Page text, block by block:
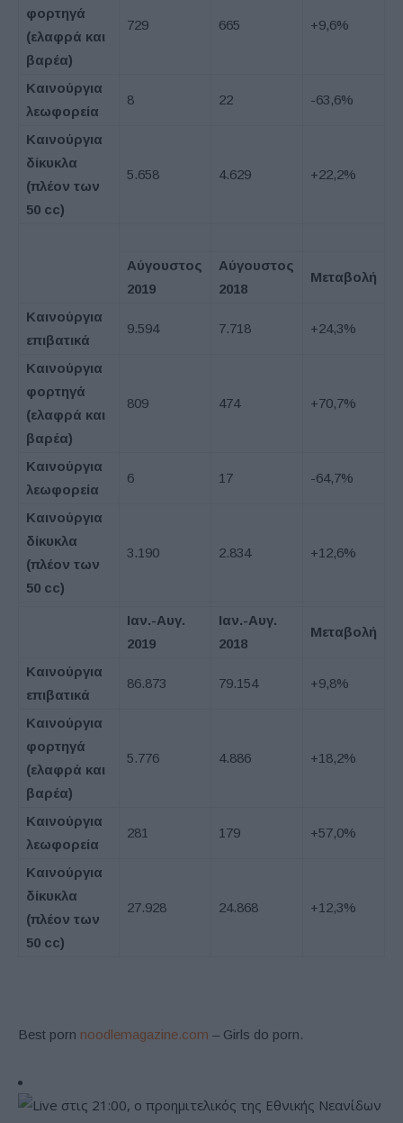
φορτηγά
(ελαφρά και
βαρέα)
729 665 +9,6%
Καινούργια
λεωφορεία
8 22 -63,6%
Καινούργια
δίκυκλα
(πλέον των
50 cc)
5.658 4.629 +22,2%
Αύγουστος
2019
Αύγουστος
2018
Μεταβολή
Καινούργια
επιβατικά
9.594 7.718 +24,3%
Καινούργια
φορτηγά
(ελαφρά και
βαρέα)
809 474 +70,7%
Καινούργια
λεωφορεία
6 17 -64,7%
Καινούργια
δίκυκλα
(πλέον των
50 cc)
3.190 2.834 +12,6%
Ιαν.-Αυγ.
2019
Ιαν.-Αυγ.
2018
Μεταβολή
Καινούργια
επιβατικά
86.873 79.154 +9,8%
Καινούργια
φορτηγά
(ελαφρά και
βαρέα)
5.776 4.886 +18,2%
Καινούργια
λεωφορεία
281 179 +57,0%
Καινούργια
δίκυκλα
(πλέον των
50 cc)
27.928 24.868 +12,3%
Best porn noodlemagazine.com – Girls do porn.